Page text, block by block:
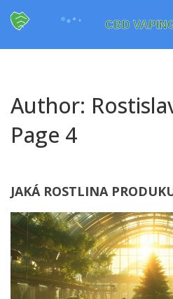
Author:
Page 4
JAKÁ ROSTLINA